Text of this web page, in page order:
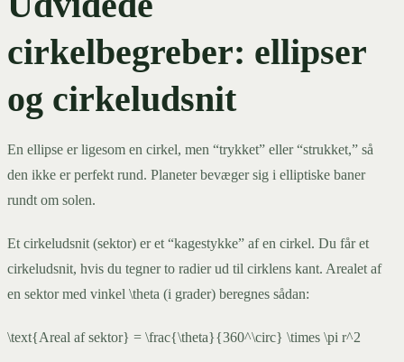
cirkelbegreber: ellipser
og cirkeludsnit
En ellipse er ligesom en cirkel, men “trykket” eller “strukket,” så
den ikke er perfekt rund. Planeter bevæger sig i elliptiske baner
rundt om solen.
Et cirkeludsnit (sektor) er et “kagestykke” af en cirkel. Du får et
cirkeludsnit, hvis du tegner to radier ud til cirklens kant. Arealet af
en sektor med vinkel \theta (i grader) beregnes sådan:
\text{Areal af sektor} = \frac{\theta}{360^\circ} \times \pi r^2